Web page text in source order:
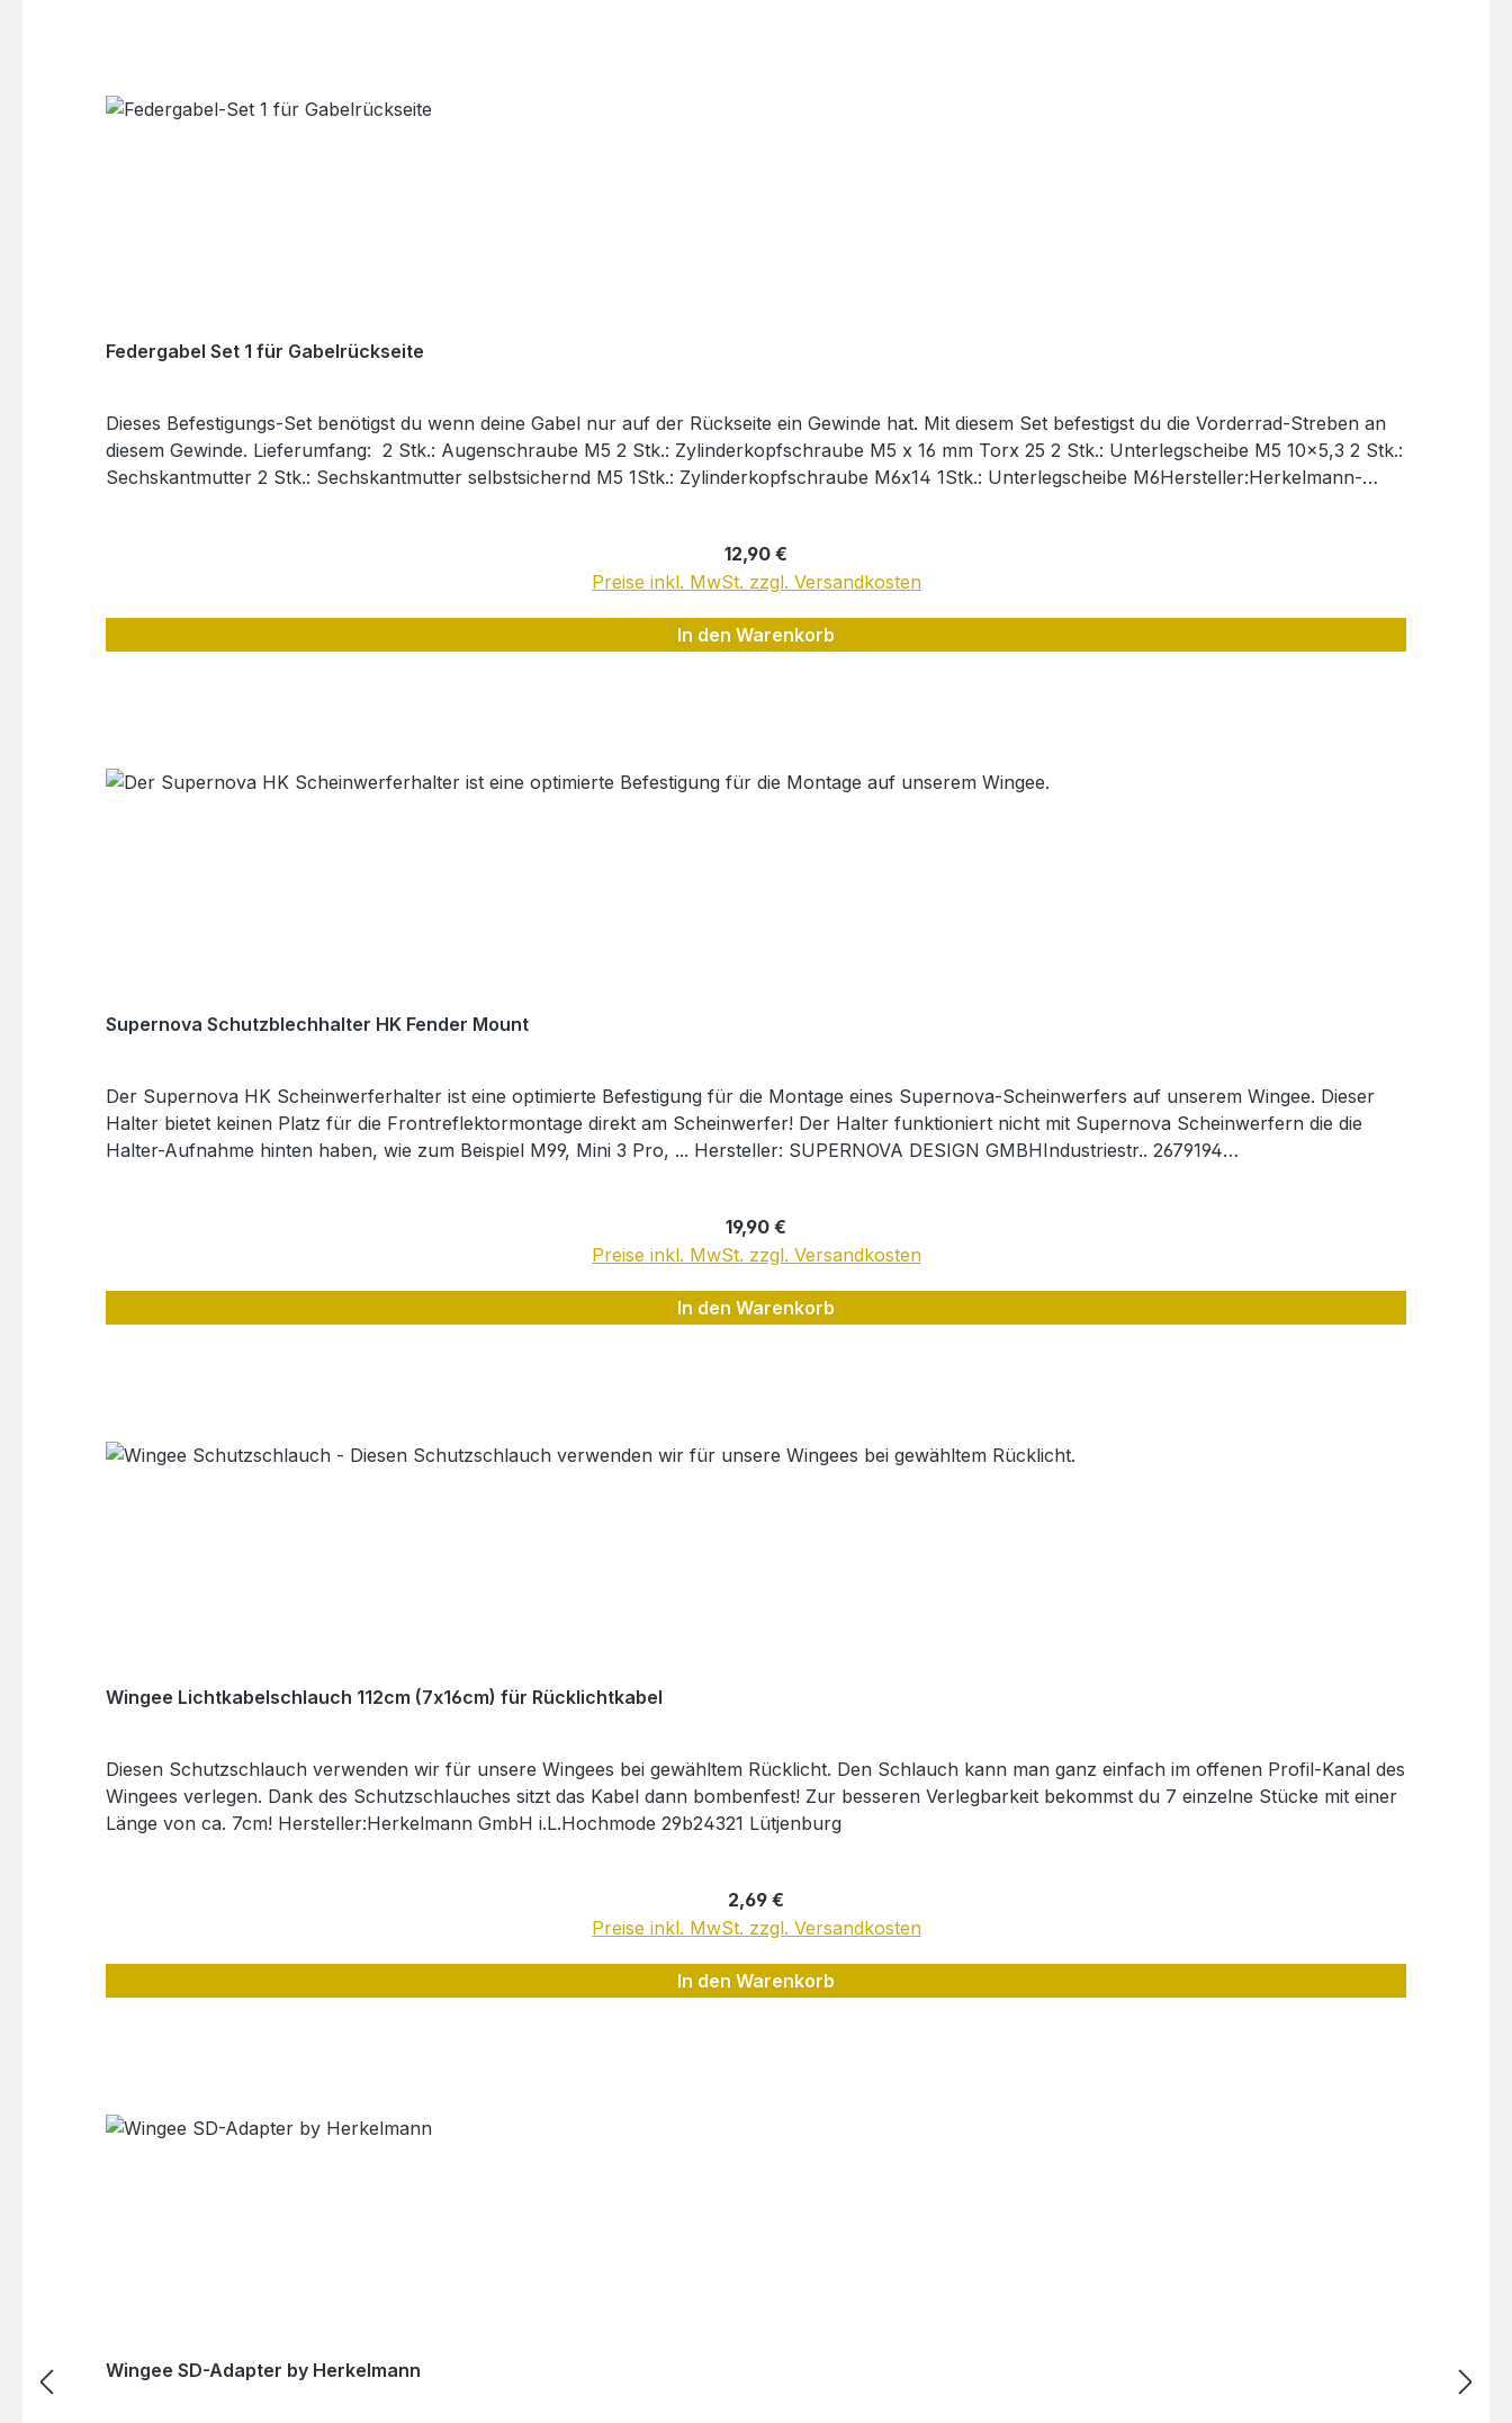
Federgabel Set 1 für Gabelrückseite
Dieses Befestigungs-Set benötigst du wenn deine Gabel nur auf der Rückseite ein Gewinde hat. Mit diesem Set befestigst du die Vorderrad-Streben an
diesem Gewinde. Lieferumfang: 2 Stk.: Augenschraube M5 2 Stk.: Zylinderkopfschraube M5 x 16 mm Torx 25 2 Stk.: Unterlegscheibe M5 10×5,3 2 Stk.:
Sechskantmutter 2 Stk.: Sechskantmutter selbstsichernd M5 1Stk.: Zylinderkopfschraube M6x14 1Stk.: Unterlegscheibe M6Hersteller:Herkelmann-
Regulärer Preis:
12,90 €
Preise inkl. MwSt. zzgl. Versandkosten
In den Warenkorb
Supernova Schutzblechhalter HK Fender Mount
Der Supernova HK Scheinwerferhalter ist eine optimierte Befestigung für die Montage eines Supernova-Scheinwerfers auf unserem Wingee. Dieser
Halter bietet keinen Platz für die Frontreflektormontage direkt am Scheinwerfer! Der Halter funktioniert nicht mit Supernova Scheinwerfern die die
Halter-Aufnahme hinten haben, wie zum Beispiel M99, Mini 3 Pro, ... Hersteller: SUPERNOVA DESIGN GMBHIndustriestr.. 2679194
Regulärer Preis:
19,90 €
Preise inkl. MwSt. zzgl. Versandkosten
In den Warenkorb
Wingee Lichtkabelschlauch 112cm (7x16cm) für Rücklichtkabel
Diesen Schutzschlauch verwenden wir für unsere Wingees bei gewähltem Rücklicht. Den Schlauch kann man ganz einfach im offenen Profil-Kanal des
Wingees verlegen. Dank des Schutzschlauches sitzt das Kabel dann bombenfest! Zur besseren Verlegbarkeit bekommst du 7 einzelne Stücke mit einer
Länge von ca. 7cm! Hersteller:Herkelmann GmbH i.L.Hochmode 29b24321 Lütjenburg
Regulärer Preis:
2,69 €
Preise inkl. MwSt. zzgl. Versandkosten
In den Warenkorb
Wingee SD-Adapter by Herkelmann